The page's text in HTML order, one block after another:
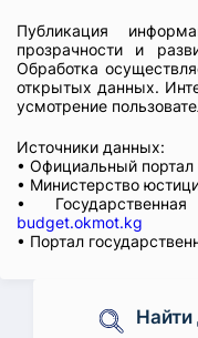
Публикация
прозрачности и
Обработка
открытых данных.
усмотрение
Источники данных:
• Официальный
• Министерство
•
budget.okmot.kg
• Портал